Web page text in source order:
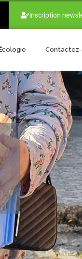
Inscription